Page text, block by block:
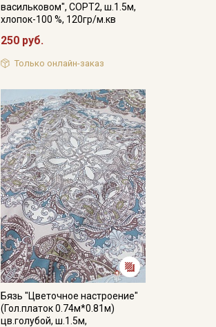
васильковом", СОРТ2, ш.1.5м,
хлопок-100 %, 120гр/м.кв
250 руб.
Только онлайн-заказ
Бязь "Цветочное настроение"
(Гол.платок 0.74м*0.81м)
цв.голубой, ш.1.5м,